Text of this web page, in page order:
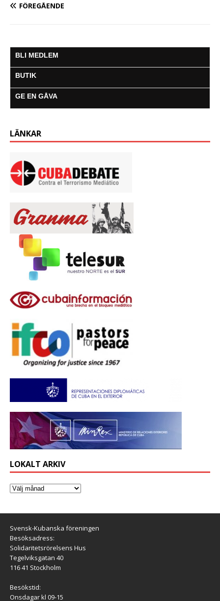
FÖREGÅENDE
BLI MEDLEM
BUTIK
GE EN GÅVA
LÄNKAR
LOKALT ARKIV
Svensk-Kubanska föreningen
Besöksadress:
Solidaritetsrörelsens Hus
Tegelviksgatan 40
116 41 Stockholm
Besökstid:
Onsdagar kl 09-15